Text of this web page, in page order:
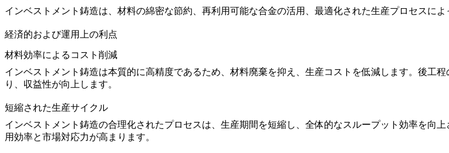
インベストメント鋳造は、材料の綿密な節約、再利用可能な合金の活用、最適化された生産プロセスに
経済的および運用上の利点
材料効率によるコスト削減
インベストメント鋳造は本質的に高精度であるため、材料廃棄を抑え、生産コストを低減します。後工
り、収益性が向上します。
短縮された生産サイクル
インベストメント鋳造の合理化されたプロセスは、生産期間を短縮し、全体的なスループット効率を向
用効率と市場対応力が高まります。